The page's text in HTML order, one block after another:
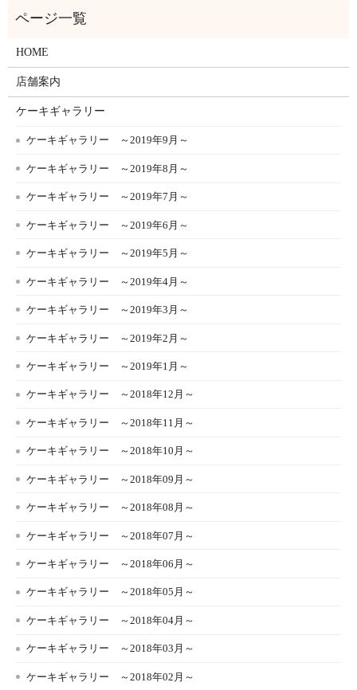
HOME
店舗案内
ケーキギャラリー
ケーキギャラリー ～2019年9月～
ケーキギャラリー ～2019年8月～
ケーキギャラリー ～2019年7月～
ケーキギャラリー ～2019年6月～
ケーキギャラリー ～2019年5月～
ケーキギャラリー ～2019年4月～
ケーキギャラリー ～2019年3月～
ケーキギャラリー ～2019年2月～
ケーキギャラリー ～2019年1月～
ケーキギャラリー ～2018年12月～
ケーキギャラリー ～2018年11月～
ケーキギャラリー ～2018年10月～
ケーキギャラリー ～2018年09月～
ケーキギャラリー ～2018年08月～
ケーキギャラリー ～2018年07月～
ケーキギャラリー ～2018年06月～
ケーキギャラリー ～2018年05月～
ケーキギャラリー ～2018年04月～
ケーキギャラリー ～2018年03月～
ケーキギャラリー ～2018年02月～